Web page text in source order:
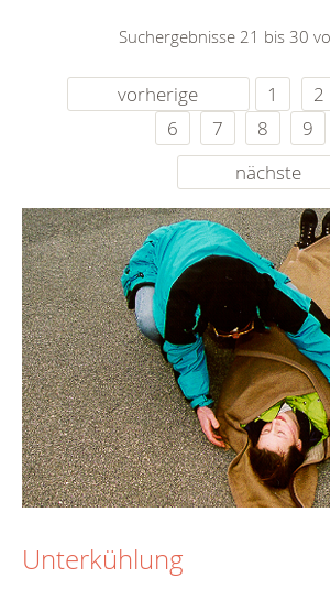
Suchergebnisse 21 bis 30
vorherige 1 2
6
7 8 9
nächste
Unterkühlung